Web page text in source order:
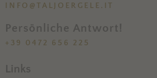
INFO@TALJOERGELE.IT
Persönliche Antwort!
+39 0472 656 225
Links